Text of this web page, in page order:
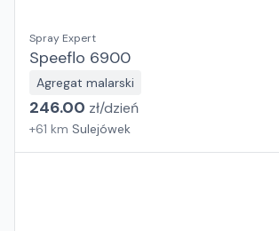
Spray Expert
Speeflo 6900
Agregat malarski
246.00 zł/dzień
+61 km Sulejówek